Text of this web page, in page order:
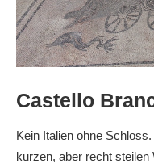
Castello
Kein Italien ohne
kurzen, aber recht